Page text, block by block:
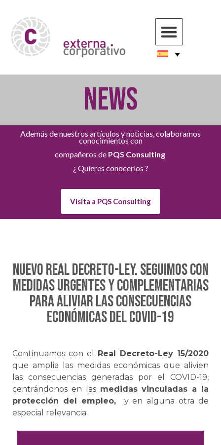
NEWS
Además de nuestros artículos y noticias, colaboramos
conocimientos con
compañeros de PQS Consulting
¿ Quieres conocerlos ?
Visita a PQS Consulting
NUEVO REAL DECRETO-LEY. SEGUIMOS CON
MEDIDAS URGENTES Y COMPLEMENTARIAS
PARA ALIVIAR LAS CONSECUENCIAS
ECONÓMICAS DEL COVID-19
Continuamos con el Real Decreto-Ley 15/2020
que amplia las medidas económicas que alivien
las consecuencias generadas por el COVID-19,
centrándonos en las medidas vinculadas a la
protección del empleo,
y en alguna otra de
especial relevancia.